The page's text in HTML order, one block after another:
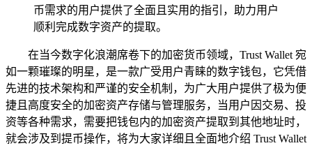
币需求的用户提供了全面且实用的指引，助力用户
顺利完成数字资产的提取。
在当今数字化浪潮席卷下的加密货币领域，Trust Wallet 宛
如一颗璀璨的明星，是一款广受用户青睐的数字钱包，它凭借
先进的技术架构和严谨的安全机制，为广大用户提供了极为便
捷且高度安全的加密资产存储与管理服务，当用户因交易、投
资等各种需求，需要把钱包内的加密资产提取到其他地址时，
就会涉及到提币操作，将为大家详细且全面地介绍 Trust Wallet